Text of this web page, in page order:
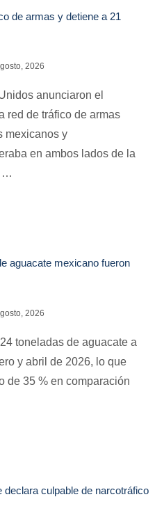
de armas y detiene a 21
2026
anunciaron el
red de tráfico de armas
mexicanos y
en ambos lados de la
…
aguacate mexicano fueron
2026
toneladas de aguacate a
y abril de 2026, lo que
de 35 % en comparación
declara culpable de narcotráfico